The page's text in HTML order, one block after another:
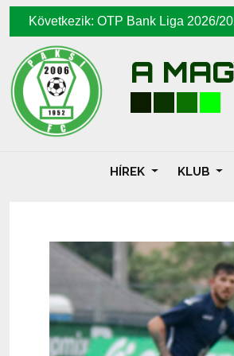
Következik: OTP Bank Liga 2026/
A
HÍREK KLUB